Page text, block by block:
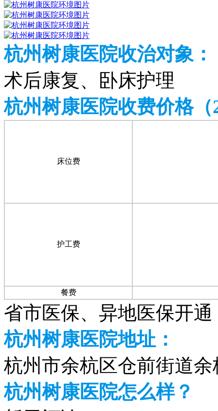
杭州树康医院收治对象：
术后康复、卧床护理
杭州树康医院收费价格（
床位费
护工费
餐费
省市医保、异地医保开
杭州树康医院地址：
杭州市余杭区仓前街道余
杭州树康医院怎么样？